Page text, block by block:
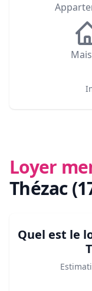
Loyer
Thézac
Quel est le